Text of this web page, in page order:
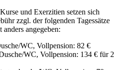
und Exerzitien setzen sich
zzgl. der folgenden Tagessätze
angegeben:
WC, Vollpension: 82 €
WC, Vollpension: 134 € für 2